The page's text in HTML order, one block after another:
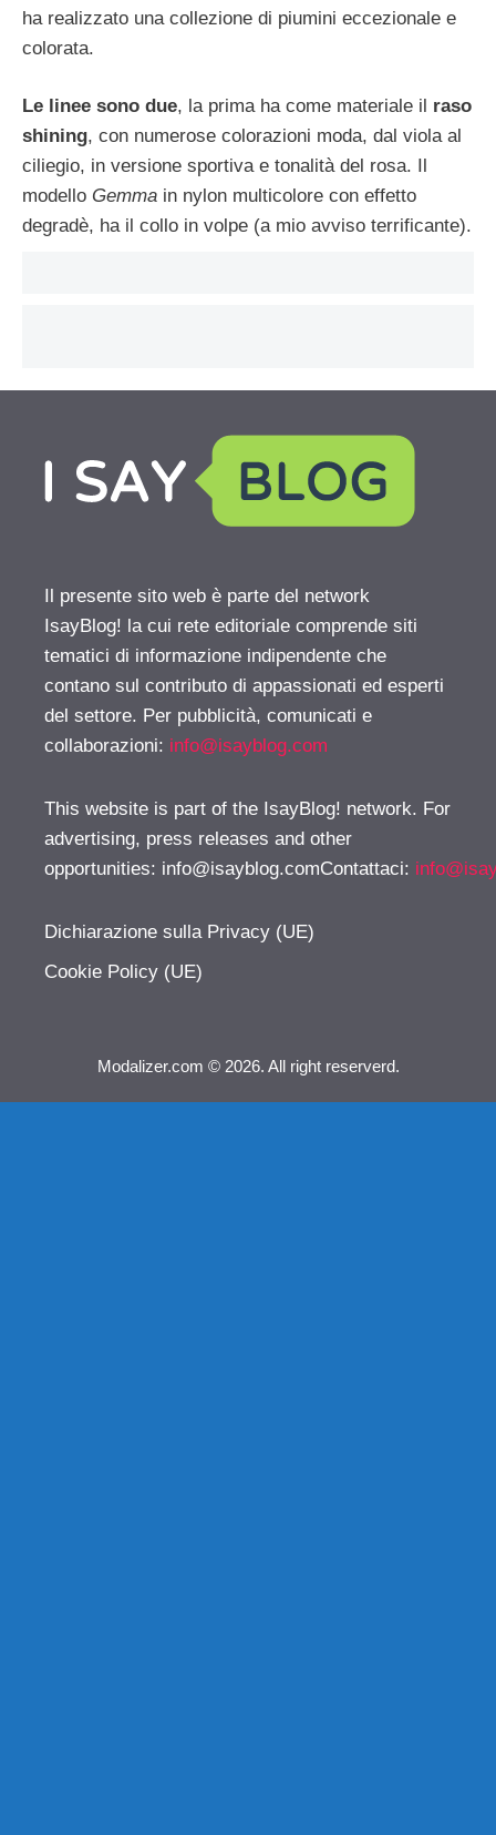
ha realizzato una collezione di piumini eccezionale e
colorata.
Le linee sono due, la prima ha come materiale il raso
shining, con numerose colorazioni moda, dal viola al
ciliegio, in versione sportiva e tonalità del rosa. Il
modello Gemma in nylon multicolore con effetto
degradè, ha il collo in volpe (a mio avviso terrificante).
Il presente sito web è parte del network
IsayBlog! la cui rete editoriale comprende siti
tematici di informazione indipendente che
contano sul contributo di appassionati ed esperti
del settore. Per pubblicità, comunicati e
collaborazioni: info@isayblog.com
This website is part of the IsayBlog! network. For
advertising, press releases and other
opportunities: info@isayblog.comContattaci:
Dichiarazione sulla Privacy (UE)
Cookie Policy (UE)
Modalizer.com © 2026. All right reserverd.